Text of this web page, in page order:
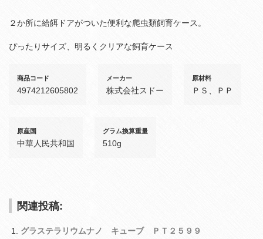
２か所に給餌ドアがついた便利な爬虫類飼育ケース。
ぴったりサイズ、明るくクリアな飼育ケース
商品コード
4974212605802
メーカー
株式会社スドー
原材料
ＰＳ、ＰＰ
原産国
中華人民共和国
グラム換算重量
510g
関連投稿:
グラステラリウムナノ キューブ ＰＴ２５９９